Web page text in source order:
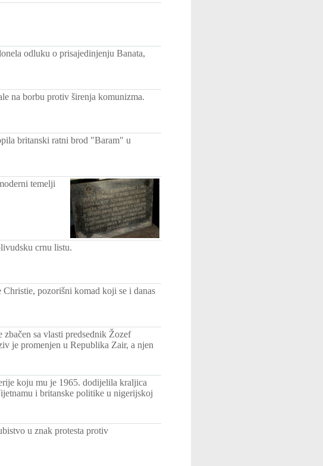
odluku o prisajedinjenju Banata,
na borbu protiv širenja komunizma.
britanski ratni brod "Baram" u
temelji
crnu listu.
pozorišni komad koji se i danas
sa vlasti predsednik Žozef
je promenjen u Republika Zair, a njen
koju mu je 1965. dodijelila kraljica
i britanske politike u nigerijskoj
u znak protesta protiv